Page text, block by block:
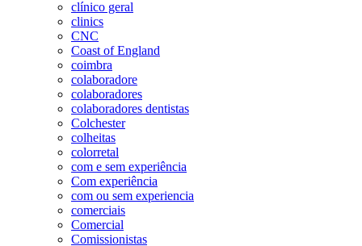
clínico geral
clinics
CNC
Coast of England
coimbra
colaboradore
colaboradores
colaboradores dentistas
Colchester
colheitas
colorretal
com e sem experiência
Com experiência
com ou sem experiencia
comerciais
Comercial
Comissionistas